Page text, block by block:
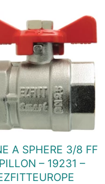
A SPHERE 3/8 FF
– 19231 –